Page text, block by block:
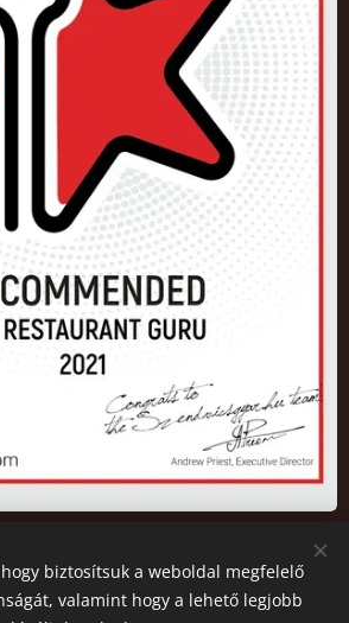
működteti. All rights
reserved.
biztosítsuk a weboldal megfelelő
valamint hogy a lehető legjobb